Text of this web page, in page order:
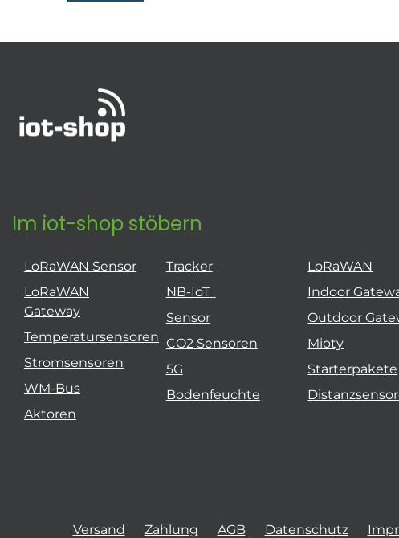
Im iot-shop stöbern
LoRaWAN Sensor
LoRaWAN
Gateway
Temperatursensoren
Stromsensoren
WM-Bus
Aktoren
Tracker
NB-IoT
Sensor
CO2 Sensoren
5G
Bodenfeuchte
LoRaWAN
Indoor
Outdoor
Mioty
Starterpakete
Versand Zahlung AGB Datenschutz